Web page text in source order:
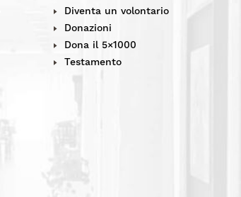
Diventa un volontario
Donazioni
Dona il 5×1000
Testamento